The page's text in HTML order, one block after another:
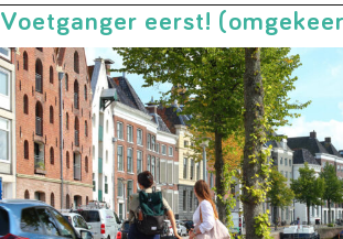
Voetganger eerst!